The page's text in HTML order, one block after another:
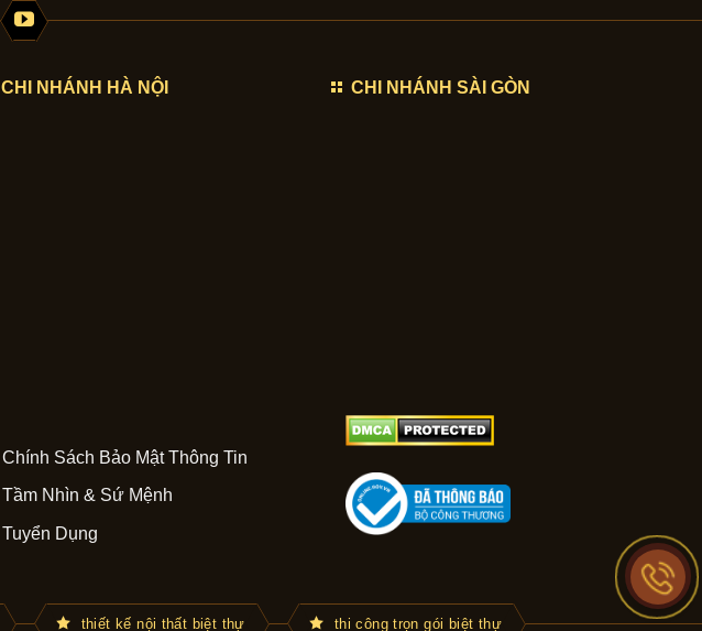
CHI NHÁNH HÀ NỘI
Chính Sách Bảo Mật Thông Tin
Tầm Nhìn & Sứ Mệnh
Tuyển Dụng
CHI NHÁNH SÀI GÒN
thiết kế nội thất biệt thự thi công trọn gói biệt thự